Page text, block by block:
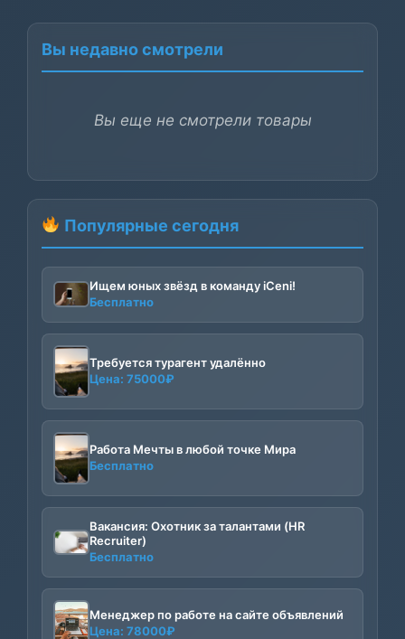
Вы недавно смотрели
Вы еще не смотрели товары
Популярные сегодня
Ищем юных звёзд в команду iCeni!
Бесплатно
Требуется турагент удалённо
Цена: 75000₽
Работа Мечты в любой точке Мира
Бесплатно
Вакансия: Охотник за талантами (HR
Recruiter)
Бесплатно
Менеджер по работе на сайте объявлений
Цена: 78000₽